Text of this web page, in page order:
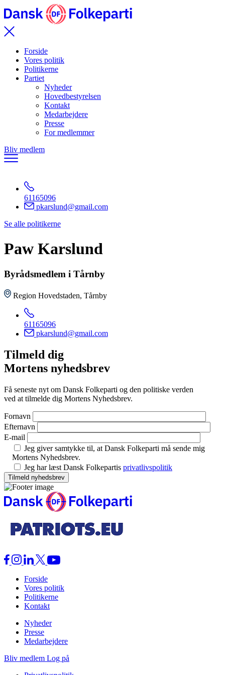
Forside
Vores politik
Politikerne
Partiet
Nyheder
Hovedbestyrelsen
Kontakt
Medarbejdere
Presse
For medlemmer
Bliv medlem
61165096
pkarslund@gmail.com
Se alle politikerne
Paw Karslund
Byrådsmedlem i Tårnby
Region Hovedstaden, Tårnby
61165096
pkarslund@gmail.com
Tilmeld dig
Mortens nyhedsbrev
Få seneste nyt om Dansk Folkeparti og den politiske verden
ved at tilmelde dig Mortens Nyhedsbrev.
Fornavn
Efternavn
E-mail
Jeg giver samtykke til, at Dansk Folkeparti må sende mig
Mortens Nyhedsbrev.
Jeg har læst Dansk Folkepartis privatlivspolitik
Forside
Vores politik
Politikerne
Kontakt
Nyheder
Presse
Medarbejdere
Bliv medlem Log på